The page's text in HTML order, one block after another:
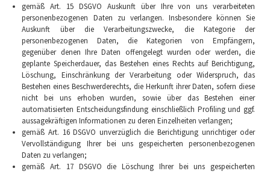
gemäß Art. 15 DSGVO Auskunft über Ihre von uns verarbeiteten
personenbezogenen Daten zu verlangen. Insbesondere können Sie
Auskunft über die Verarbeitungszwecke, die Kategorie der
personenbezogenen Daten, die Kategorien von Empfängern,
gegenüber denen Ihre Daten offengelegt wurden oder werden, die
geplante Speicherdauer, das Bestehen eines Rechts auf Berichtigung,
Löschung, Einschränkung der Verarbeitung oder Widerspruch, das
Bestehen eines Beschwerderechts, die Herkunft ihrer Daten, sofern diese
nicht bei uns erhoben wurden, sowie über das Bestehen einer
automatisierten Entscheidungsfindung einschließlich Profiling und ggf.
aussagekräftigen Informationen zu deren Einzelheiten verlangen;
gemäß Art. 16 DSGVO unverzüglich die Berichtigung unrichtiger oder
Vervollständigung Ihrer bei uns gespeicherten personenbezogenen
Daten zu verlangen;
gemäß Art. 17 DSGVO die Löschung Ihrer bei uns gespeicherten